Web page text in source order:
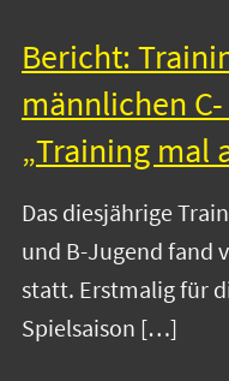
Bericht:
männlichen
„Training mal
Das diesjährige
und B-Jugend fand
statt. Erstmalig für
Spielsaison […]